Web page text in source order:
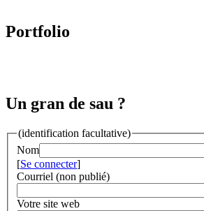
Portfolio
Un gran de sau ?
(identification facultative)
Nom
[Se connecter]
Courriel (non publié)
Votre site web